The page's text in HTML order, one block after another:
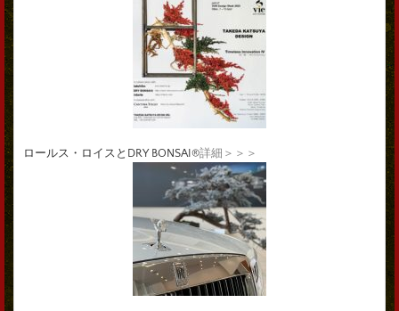
ロールス・ロイスとDRY BONSAI®詳細＞＞＞